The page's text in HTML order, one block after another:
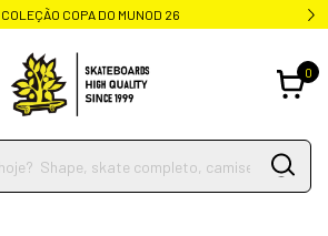
COLEÇÃO COPA DO MUNOD 26
0